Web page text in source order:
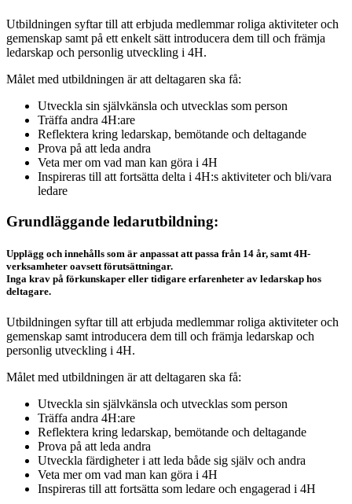
Utbildningen syftar till att erbjuda medlemmar roliga aktiviteter och
gemenskap samt på ett enkelt sätt introducera dem till och främja
ledarskap och personlig utveckling i 4H.
Målet med utbildningen är att deltagaren ska få:
Utveckla sin självkänsla och utvecklas som person
Träffa andra 4H:are
Reflektera kring ledarskap, bemötande och deltagande
Prova på att leda andra
Veta mer om vad man kan göra i 4H
Inspireras till att fortsätta delta i 4H:s aktiviteter och bli/vara
ledare
Grundläggande ledarutbildning:
Upplägg och innehålls som är anpassat att passa från 14 år, samt 4H-
verksamheter oavsett förutsättningar.
Inga krav på förkunskaper eller tidigare erfarenheter av ledarskap hos
deltagare.
Utbildningen syftar till att erbjuda medlemmar roliga aktiviteter och
gemenskap samt introducera dem till och främja ledarskap och
personlig utveckling i 4H.
Målet med utbildningen är att deltagaren ska få:
Utveckla sin självkänsla och utvecklas som person
Träffa andra 4H:are
Reflektera kring ledarskap, bemötande och deltagande
Prova på att leda andra
Utveckla färdigheter i att leda både sig själv och andra
Veta mer om vad man kan göra i 4H
Inspireras till att fortsätta som ledare och engagerad i 4H